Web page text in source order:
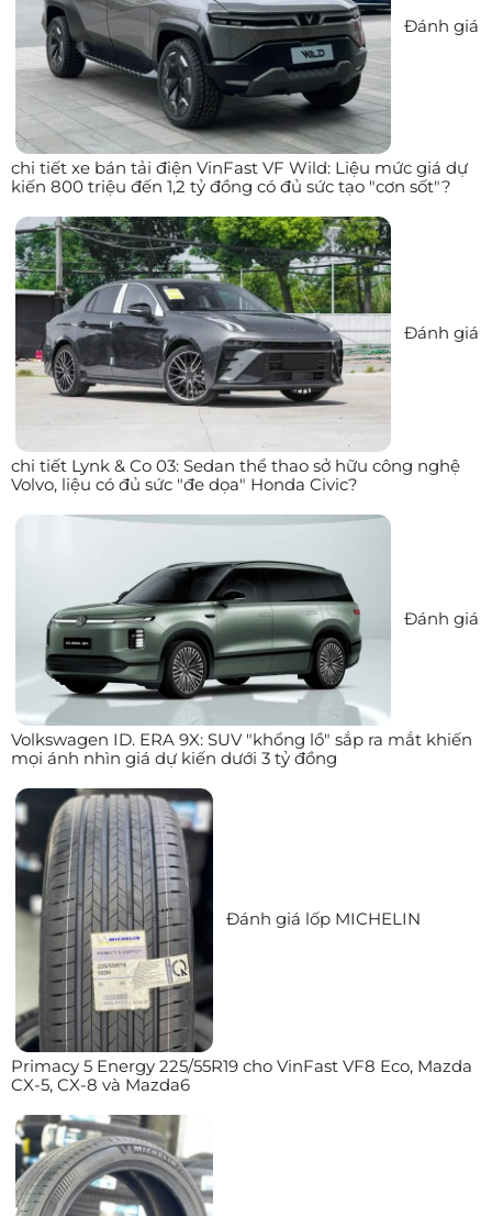
Đánh giá
chi tiết xe bán tải điện VinFast VF Wild: Liệu mức giá dự
kiến 800 triệu đến 1,2 tỷ đồng có đủ sức tạo "cơn sốt"?
Đánh giá
chi tiết Lynk & Co 03: Sedan thể thao sở hữu công nghệ
Volvo, liệu có đủ sức "đe dọa" Honda Civic?
Đánh giá
Volkswagen ID. ERA 9X: SUV "khổng lồ" sắp ra mắt khiến
mọi ánh nhìn giá dự kiến dưới 3 tỷ đồng
Đánh giá lốp MICHELIN
Primacy 5 Energy 225/55R19 cho VinFast VF8 Eco, Mazda
CX-5, CX-8 và Mazda6